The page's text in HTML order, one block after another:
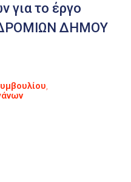
για το έργο
ΔΗΜΟΥ
,